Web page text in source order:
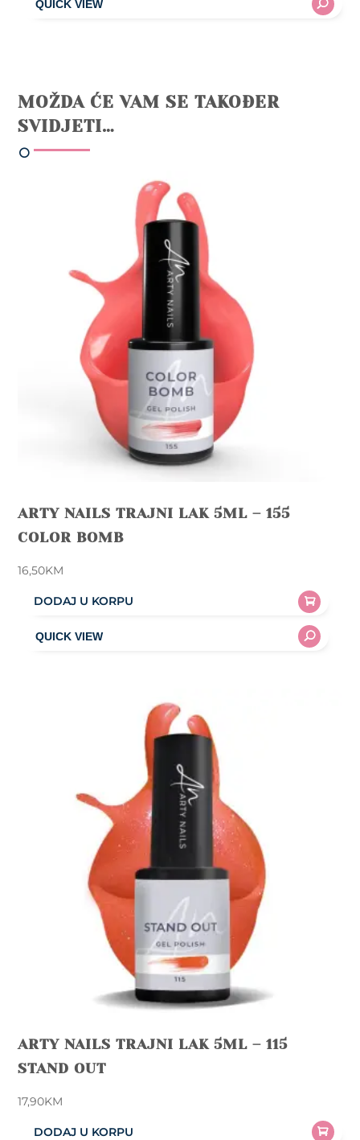
MOŽDA ĆE VAM SE TAKOĐER
SVIDJETI…
ARTY NAILS TRAJNI LAK 5ML – 155
COLOR BOMB
16,50KM
DODAJ U KORPU
ARTY NAILS TRAJNI LAK 5ML – 115
STAND OUT
17,90KM
DODAJ U KORPU